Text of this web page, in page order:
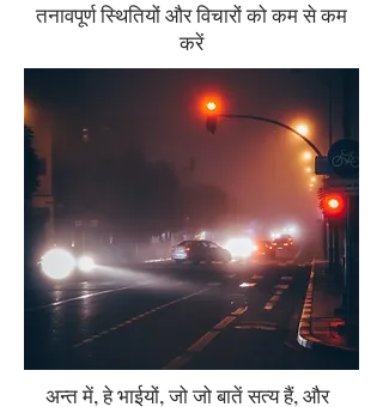
तनावपूर्ण स्थितियों और विचारों को कम से कम
करें
अन्त में, हे भाईयों, जो जो बातें सत्य हैं, और